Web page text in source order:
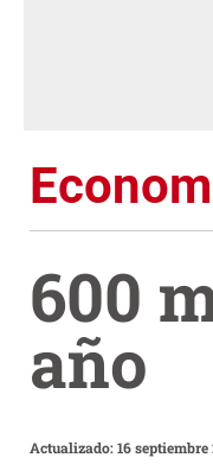
600
año
Actualizado: 16 septiembre